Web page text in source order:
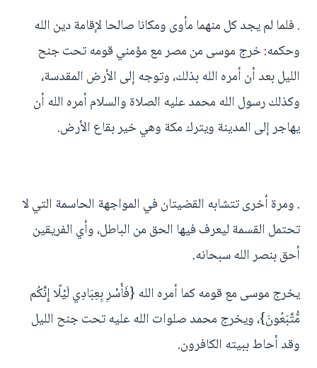
. فلما لم يجد كل منهما مأوى ومكانا صالحا لإقامة دين الله
وحكمه: خرج موسى من مصر مع مؤمني قومه تحت جنح
الليل بعد أن أمره الله بذلك، وتوجه إلى الأرض المقدسة،
وكذلك رسول الله محمد عليه الصلاة والسلام أمره الله أن
يهاجر إلى المدينة ويترك مكة وهي خير بقاع الأرض.
. ومرة أخرى تتشابه القضيتان في المواجهة الحاسمة التي لا
تحتمل القسمة ليعرف فيها الحق من الباطل، وأي الفريقين
أحق بنصر الله سبحانه.
يخرج موسى مع قومه كما أمره الله {فَأَسْرِ بِعِبَادِي لَيْلًا إِنَّكُم
مُّتَّبَعُونَ}، ويخرج محمد صلوات الله عليه تحت جنح الليل
وقد أحاط ببيته الكافرون.